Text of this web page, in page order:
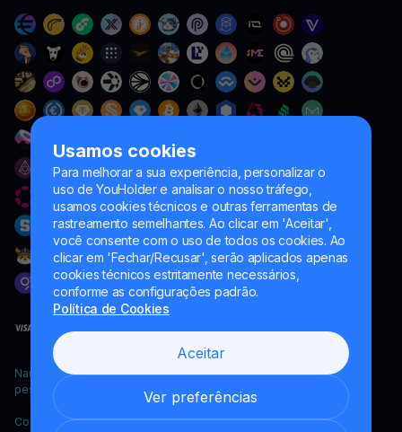
Usamos cookies
Para melhorar a sua experiência, personalizar o
uso de YouHolder e analisar o nosso tráfego,
usamos cookies técnicos e outras ferramentas de
rastreamento semelhantes. Ao clicar em 'Aceitar',
você consente com o uso de todos os cookies. Ao
clicar em 'Fechar/Recusar', serão aplicados apenas
cookies técnicos estritamente necessários,
conforme as configurações padrão.
Política de Cookies
Aceitar
Ver preferências
Naumard LTD. – apenas para fins de desenvolvimento de TI,
pesquisa e marketing
Copyright YouHodler, 2026.